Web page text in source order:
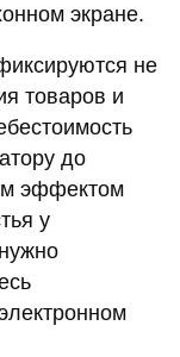
экране.
не
товаров и
до
эффектом
у